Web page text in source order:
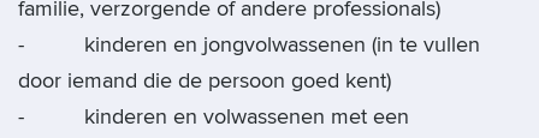
familie, verzorgende of andere professionals)
- kinderen en jongvolwassenen (in te vullen
door iemand die de persoon goed kent)
- kinderen en volwassenen met een